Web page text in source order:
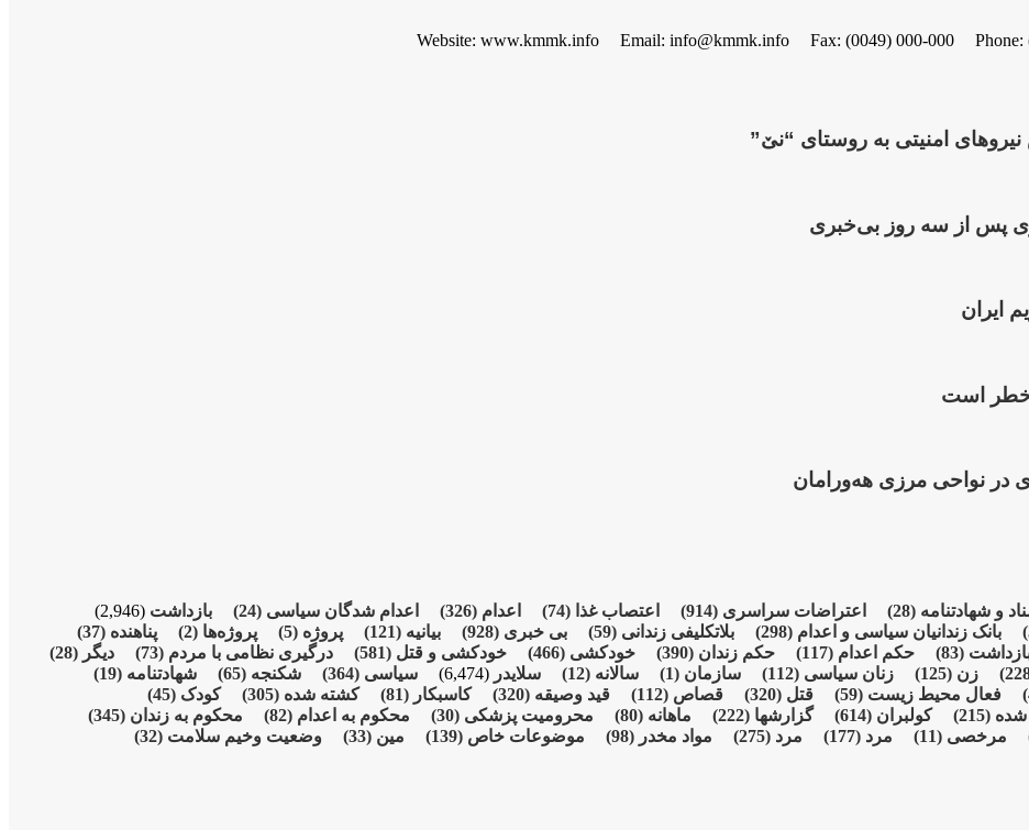
Phone:
Fax: (0049) 000-000
Email: info@kmmk.info
Website: www.kmmk.info
پس از سە روز بی‌خبری
ایران
خطر است
نواحی مرزی هەورامان
و شهادتنامە (28) اعتراضات سراسری (914) اعتصاب غذا (74) اعدام (326) اعدام شدگان سیاسی (24) بازداشت (2,946)
بانک زندانیان سیاسی و اعدام (298) بلاتکلیفی زندانی (59) بی خبری (928) بیانیە (121) پروژە (5) پروژەها (2) پناهنده (37)
(83) حکم اعدام (117) حکم زندان (390) خودکشی (466) خودکشی و قتل (581) درگیری نظامی با مردم (73) دیگر (28)
زن (125) زنان سیاسی (112) سازمان (1) سالانە (12) سلایدر (6,474) سیاسی (364) شکنجە (65) شهادتنامە (19)
فعال محیط زیست (59) قتل (320) قصاص (112) قید وصیقه (320) کاسبکار (81) کشته شده (305) کودک (45)
شدە (215) کولبران (614) گزارشها (222) ماهانە (80) محرومیت پزشکی (30) محکوم بە اعدام (82) محکوم بە زندان (345)
مرخصی (11) مرد (177) مرد (275) مواد مخدر (98) موضوعات خاص (139) مین (33) وضعیت وخیم سلامت (32)